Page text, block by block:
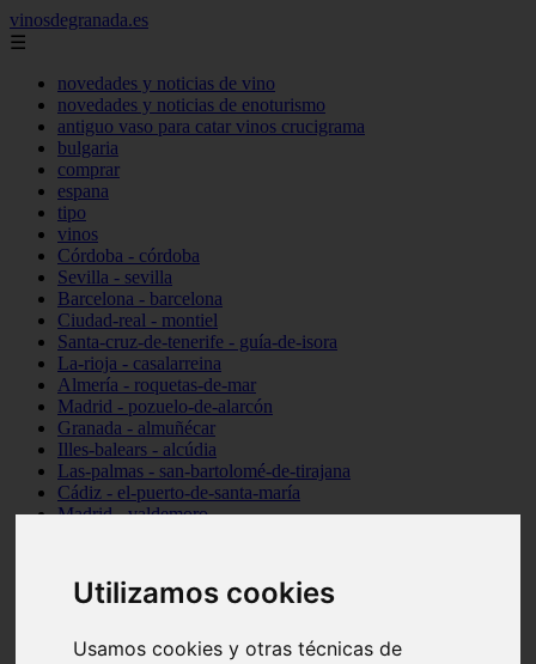
Utilizamos cookies
Usamos cookies y otras técnicas de
vinosdegranada.es
☰
novedades y noticias de vino
novedades y noticias de enoturismo
antiguo vaso para catar vinos crucigrama
bulgaria
comprar
espana
tipo
vinos
Córdoba - córdoba
Sevilla - sevilla
Barcelona - barcelona
Ciudad-real - montiel
Santa-cruz-de-tenerife - guía-de-isora
La-rioja - casalarreina
Almería - roquetas-de-mar
Madrid - pozuelo-de-alarcón
Granada - almuñécar
Illes-balears - alcúdia
Las-palmas - san-bartolomé-de-tirajana
Cádiz - el-puerto-de-santa-maría
Madrid - valdemoro
Cantabria - suances
Sevilla - bormujos
Málaga - júzcar